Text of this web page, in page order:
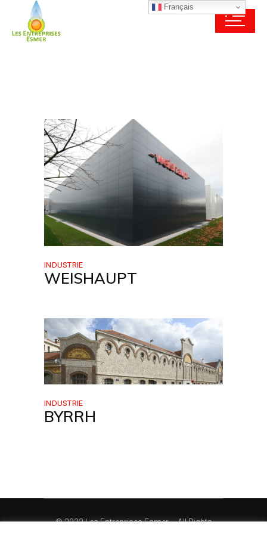
INDUSTRIE
WEISHAUPT
INDUSTRIE
BYRRH
©2022 Les Entreprises Esmer – All Rights
Français